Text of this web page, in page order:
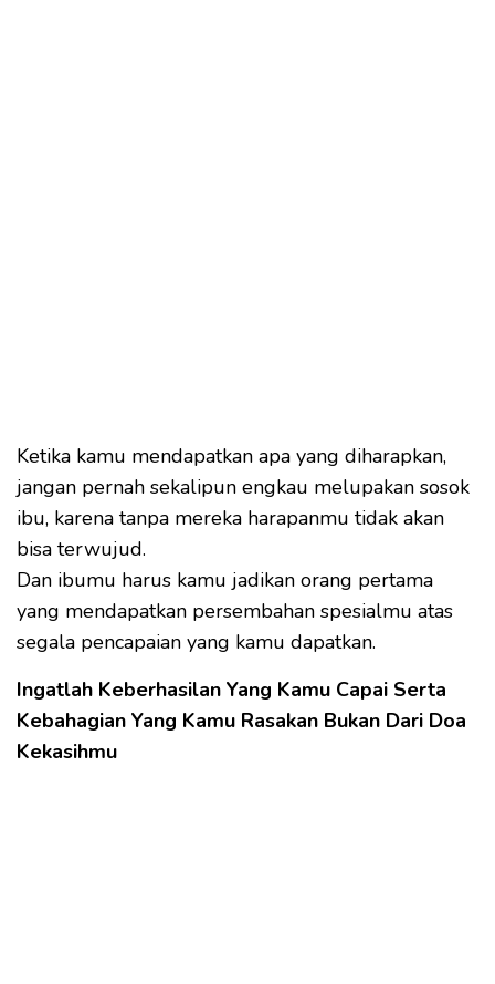
Ketika kamu mendapatkan apa yang diharapkan,
jangan pernah sekalipun engkau melupakan sosok
ibu, karena tanpa mereka harapanmu tidak akan
bisa terwujud.
Dan ibumu harus kamu jadikan orang pertama
yang mendapatkan persembahan spesialmu atas
segala pencapaian yang kamu dapatkan.
Ingatlah Keberhasilan Yang Kamu Capai Serta
Kebahagian Yang Kamu Rasakan Bukan Dari Doa
Kekasihmu